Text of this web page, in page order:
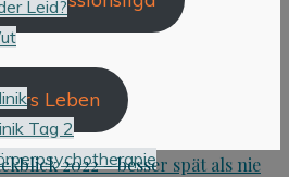
Leid?
Tag 2
Leben
2022 – besser spät als nie